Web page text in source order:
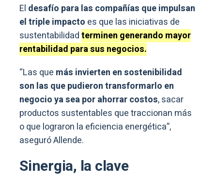
El desafío para las compañías que impulsan
el triple impacto es que las iniciativas de
sustentabilidadterminen generando mayor
rentabilidad para sus negocios.
“Las que más invierten en sostenibilidad
son las que pudieron transformarlo en
negocio ya sea por ahorrar costos, sacar
productos sustentables que traccionan más
o que lograron la eficiencia energética”,
aseguró Allende.
Sinergia, la clave